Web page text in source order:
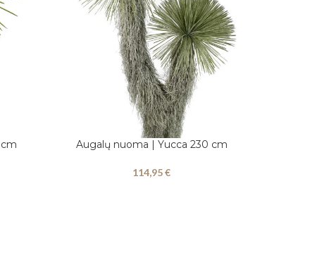
Į KREPŠELĮ
Augalų nuoma | Yucca 230 cm
114,95€